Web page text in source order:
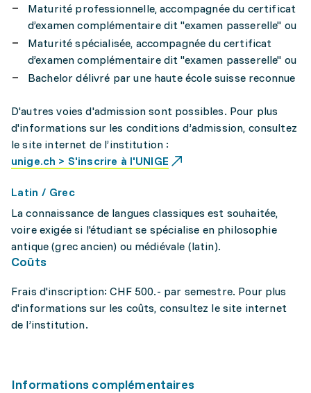
Maturité professionnelle, accompagnée du certificat
d’examen complémentaire dit "examen passerelle" ou
Maturité spécialisée, accompagnée du certificat
d’examen complémentaire dit "examen passerelle" ou
Bachelor délivré par une haute école suisse reconnue
D'autres voies d'admission sont possibles. Pour plus
d'informations sur les conditions d’admission, consultez
le site internet de l’institution :
unige.ch > S'inscrire à l'UNIGE
Latin / Grec
La connaissance de langues classiques est souhaitée,
voire exigée si l'étudiant se spécialise en philosophie
antique (grec ancien) ou médiévale (latin).
Coûts
Frais d'inscription: CHF 500.- par semestre. Pour plus
d'informations sur les coûts, consultez le site internet
de l’institution.
Informations complémentaires